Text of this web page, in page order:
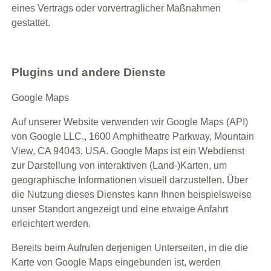
eines Vertrags oder vorvertraglicher Maßnahmen
gestattet.
Plugins und andere Dienste
Google Maps
Auf unserer Website verwenden wir Google Maps (API)
von Google LLC., 1600 Amphitheatre Parkway, Mountain
View, CA 94043, USA. Google Maps ist ein Webdienst
zur Darstellung von interaktiven (Land-)Karten, um
geographische Informationen visuell darzustellen. Über
die Nutzung dieses Dienstes kann Ihnen beispielsweise
unser Standort angezeigt und eine etwaige Anfahrt
erleichtert werden.
Bereits beim Aufrufen derjenigen Unterseiten, in die die
Karte von Google Maps eingebunden ist, werden